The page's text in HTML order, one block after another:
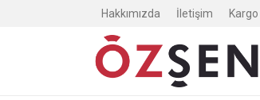
Hakkımızda İletişim